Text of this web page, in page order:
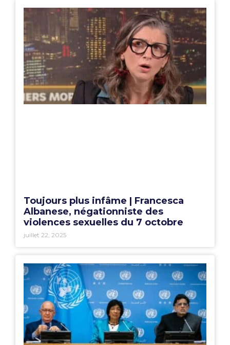
Toujours plus infâme | Francesca
Albanese, négationniste des
violences sexuelles du 7 octobre
juillet 22, 2025